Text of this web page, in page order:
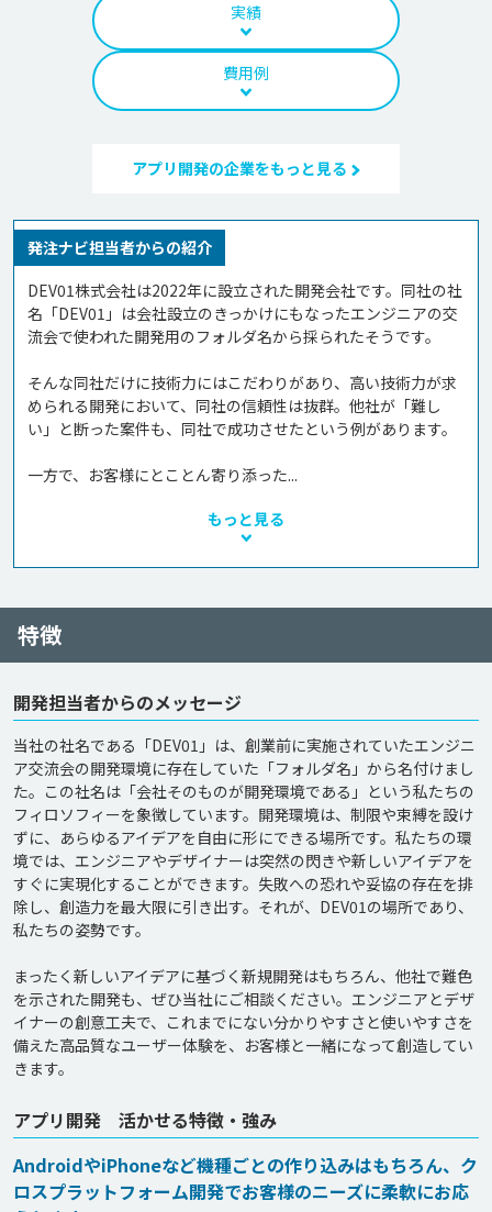
実績
費用例
アプリ開発の企業をもっと見る
発注ナビ担当者からの紹介
DEV01株式会社は2022年に設立された開発会社です。同社の社
名「DEV01」は会社設立のきっかけにもなったエンジニアの交
流会で使われた開発用のフォルダ名から採られたそうです。
そんな同社だけに技術力にはこだわりがあり、高い技術力が求
められる開発において、同社の信頼性は抜群。他社が「難し
い」と断った案件も、同社で成功させたという例があります。
一方で、お客様にとことん寄り添った...
もっと見る
特徴
開発担当者からのメッセージ
当社の社名である「DEV01」は、創業前に実施されていたエンジニ
ア交流会の開発環境に存在していた「フォルダ名」から名付けまし
た。この社名は「会社そのものが開発環境である」という私たちの
フィロソフィーを象徴しています。開発環境は、制限や束縛を設け
ずに、あらゆるアイデアを自由に形にできる場所です。私たちの環
境では、エンジニアやデザイナーは突然の閃きや新しいアイデアを
すぐに実現化することができます。失敗への恐れや妥協の存在を排
除し、創造力を最大限に引き出す。それが、DEV01の場所であり、
私たちの姿勢です。
まったく新しいアイデアに基づく新規開発はもちろん、他社で難色
を示された開発も、ぜひ当社にご相談ください。エンジニアとデザ
イナーの創意工夫で、これまでにない分かりやすさと使いやすさを
備えた高品質なユーザー体験を、お客様と一緒になって創造してい
アプリ開発 活かせる特徴・強み
AndroidやiPhoneなど機種ごとの作り込みはもちろん、ク
ロスプラットフォーム開発でお客様のニーズに柔軟にお応